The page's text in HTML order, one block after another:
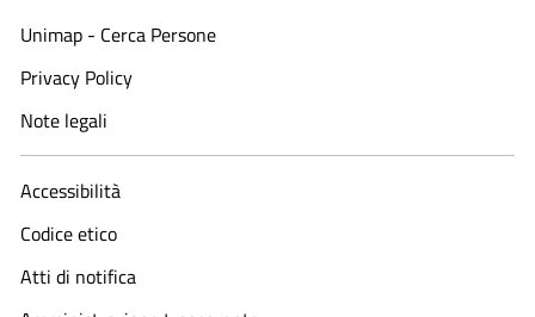
Unimap - Cerca Persone
Privacy Policy
Note legali
Accessibilità
Codice etico
Atti di notifica